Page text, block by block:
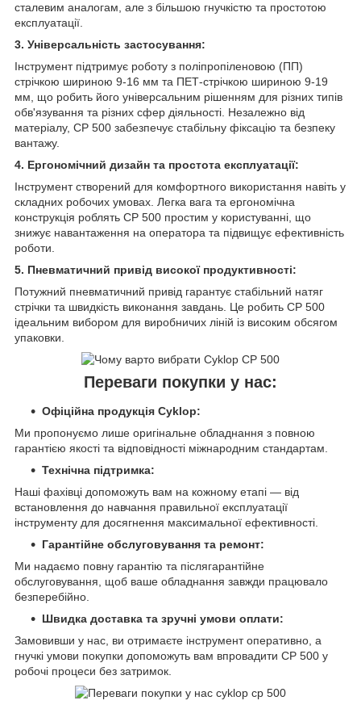
сталевим аналогам, але з більшою гнучкістю та простотою
експлуатації.
3. Універсальність застосування:
Інструмент підтримує роботу з поліпропіленовою (ПП)
стрічкою шириною 9-16 мм та ПЕТ-стрічкою шириною 9-19
мм, що робить його універсальним рішенням для різних типів
обв'язування та різних сфер діяльності. Незалежно від
матеріалу, CP 500 забезпечує стабільну фіксацію та безпеку
вантажу.
4. Ергономічний дизайн та простота експлуатації:
Інструмент створений для комфортного використання навіть у
складних робочих умовах. Легка вага та ергономічна
конструкція роблять CP 500 простим у користуванні, що
знижує навантаження на оператора та підвищує ефективність
роботи.
5. Пневматичний привід високої продуктивності:
Потужний пневматичний привід гарантує стабільний натяг
стрічки та швидкість виконання завдань. Це робить CP 500
ідеальним вибором для виробничих ліній із високим обсягом
упаковки.
Переваги покупки у нас:
Офіційна продукція Cyklop:
Ми пропонуємо лише оригінальне обладнання з повною
гарантією якості та відповідності міжнародним стандартам.
Технічна підтримка:
Наші фахівці допоможуть вам на кожному етапі — від
встановлення до навчання правильної експлуатації
інструменту для досягнення максимальної ефективності.
Гарантійне обслуговування та ремонт:
Ми надаємо повну гарантію та післягарантійне
обслуговування, щоб ваше обладнання завжди працювало
безперебійно.
Швидка доставка та зручні умови оплати:
Замовивши у нас, ви отримаєте інструмент оперативно, а
гнучкі умови покупки допоможуть вам впровадити CP 500 у
робочі процеси без затримок.